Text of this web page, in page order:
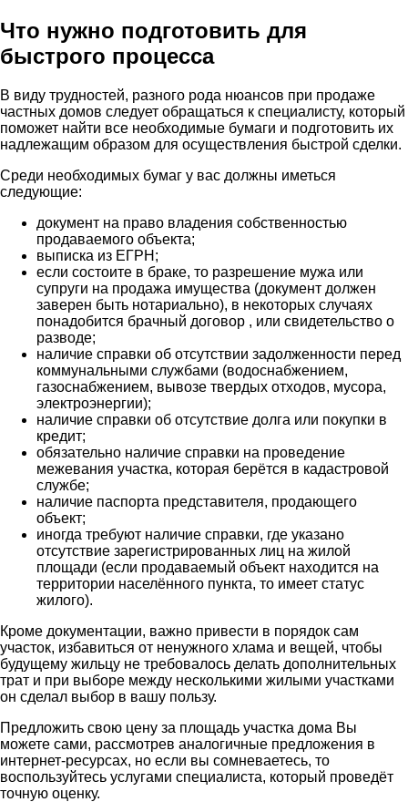
Что нужно подготовить для
быстрого процесса
В виду трудностей, разного рода нюансов при продаже
частных домов следует обращаться к специалисту, который
поможет найти все необходимые бумаги и подготовить их
надлежащим образом для осуществления быстрой сделки.
Среди необходимых бумаг у вас должны иметься
следующие:
документ на право владения собственностью
продаваемого объекта;
выписка из ЕГРН;
если состоите в браке, то разрешение мужа или
супруги на продажа имущества (документ должен
заверен быть нотариально), в некоторых случаях
понадобится брачный договор , или свидетельство о
разводе;
наличие справки об отсутствии задолженности перед
коммунальными службами (водоснабжением,
газоснабжением, вывозе твердых отходов, мусора,
электроэнергии);
наличие справки об отсутствие долга или покупки в
кредит;
обязательно наличие справки на проведение
межевания участка, которая берётся в кадастровой
службе;
наличие паспорта представителя, продающего
объект;
иногда требуют наличие справки, где указано
отсутствие зарегистрированных лиц на жилой
площади (если продаваемый объект находится на
территории населённого пункта, то имеет статус
жилого).
Кроме документации, важно привести в порядок сам
участок, избавиться от ненужного хлама и вещей, чтобы
будущему жильцу не требовалось делать дополнительных
трат и при выборе между несколькими жилыми участками
он сделал выбор в вашу пользу.
Предложить свою цену за площадь участка дома Вы
можете сами, рассмотрев аналогичные предложения в
интернет-ресурсах, но если вы сомневаетесь, то
воспользуйтесь услугами специалиста, который проведёт
точную оценку.